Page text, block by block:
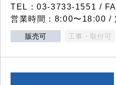
TEL：03-3733-1551 /
営業時間：8:00〜18:00 /
販売可 工事・取付可